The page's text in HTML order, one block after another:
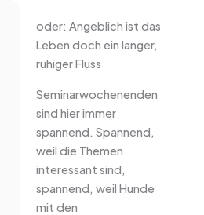
oder: Angeblich ist das
Leben doch ein langer,
ruhiger Fluss
Seminarwochenenden
sind hier immer
spannend. Spannend,
weil die Themen
interessant sind,
spannend, weil Hunde
mit den